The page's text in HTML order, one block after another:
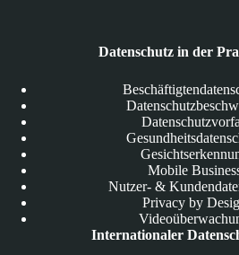
Datenschutz in der
Mobile
Nutzer- &
Privacy by
Internationaler